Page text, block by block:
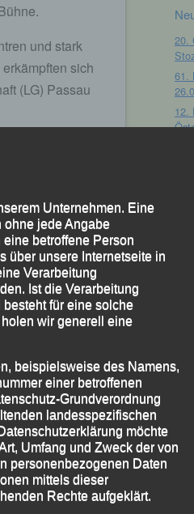
und stark
sich
(LG) Passau
20.
61.
12.
Unternehmen. Eine
ohne jede Angabe
betroffene Person
über unsere Internetseite in
Verarbeitung
Ist die Verarbeitung
für eine solche
wir generell eine
beispielsweise des Namens,
einer betroffenen
Grundverordnung
landesspezifischen
möchte
Umfang und Zweck der von
personenbezogenen Daten
mittels dieser
Rechte aufgeklärt.